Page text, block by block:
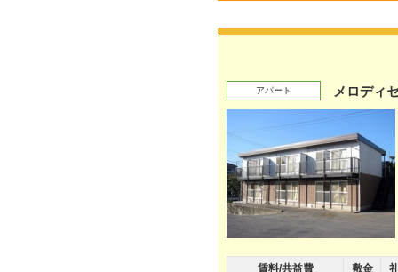
アパート メロディ
賃料/共益費 敷金